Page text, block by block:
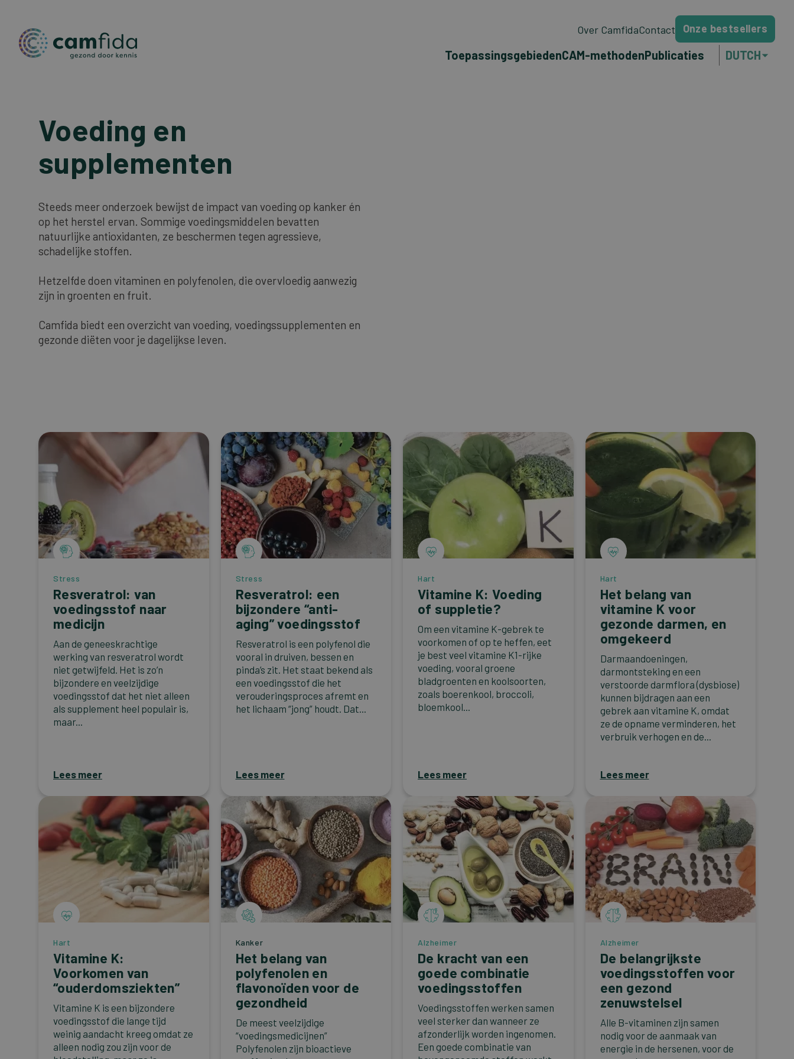
Over CamfidaContact Onze bestsellers
ToepassingsgebiedenCAM-methodenPublicaties DUTCH
Voeding en
supplementen
Steeds meer onderzoek bewijst de impact van voeding op kanker én
op het herstel ervan. Sommige voedingsmiddelen bevatten
natuurlijke antioxidanten, ze beschermen tegen agressieve,
schadelijke stoffen.
Hetzelfde doen vitaminen en polyfenolen, die overvloedig aanwezig
zijn in groenten en fruit.
Camfida biedt een overzicht van voeding, voedingssupplementen en
gezonde diëten voor je dagelijkse leven.
Stress
Resveratrol: van
voedingsstof naar
medicijn
Aan de geneeskrachtige
werking van resveratrol wordt
niet getwijfeld. Het is zo’n
bijzondere en veelzijdige
voedingsstof dat het niet alleen
als supplement heel populair is,
maar...
Lees meer
Stress
Resveratrol: een
bijzondere “anti-
aging” voedingsstof
Resveratrol is een polyfenol die
vooral in druiven, bessen en
pinda’s zit. Het staat bekend als
een voedingsstof die het
verouderingsproces afremt en
het lichaam “jong” houdt. Dat...
Lees meer
Hart
Vitamine K: Voeding
of suppletie?
Om een vitamine K-gebrek te
voorkomen of op te heffen, eet
je best veel vitamine K1-rijke
voeding, vooral groene
bladgroenten en koolsoorten,
zoals boerenkool, broccoli,
bloemkool...
Lees meer
Hart
Het belang van
vitamine K voor
gezonde darmen, en
omgekeerd
Darmaandoeningen,
darmontsteking en een
verstoorde darmflora (dysbiose)
kunnen bijdragen aan een
gebrek aan vitamine K, omdat
ze de opname verminderen, het
verbruik verhogen en de...
Lees meer
Hart
Vitamine K:
Voorkomen van
“ouderdomsziekten”
Vitamine K is een bijzondere
voedingsstof die lange tijd
weinig aandacht kreeg omdat ze
alleen nodig zou zijn voor de
Kanker
Het belang van
polyfenolen en
flavonoïden voor de
gezondheid
De meest veelzijdige
“voedingsmedicijnen”
Polyfenolen zijn bioactieve
Alzheimer
De kracht van een
goede combinatie
voedingsstoffen
Voedingsstoffen werken samen
veel sterker dan wanneer ze
afzonderlijk worden ingenomen.
Een goede combinatie van
Alzheimer
De belangrijkste
voedingsstoffen voor
een gezond
zenuwstelsel
Alle B-vitaminen zijn samen
nodig voor de aanmaak van
energie in de hersenen, voor de